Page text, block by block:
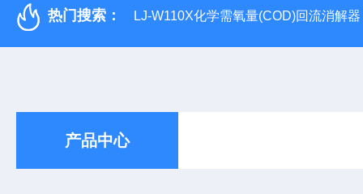
热门搜索： LJ-W110X化学需氧量(COD)回流消解器
产品中心